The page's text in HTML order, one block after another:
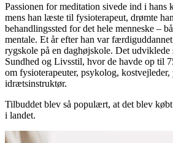
Passionen for meditation sivede ind i hans
mens han læste til fysioterapeut, drømte
behandlingssted for det hele menneske –
mentale. Et år efter han var
rygskole på en daghøjskole. Det
Sundhed og Livsstil, hvor de havde op til
om fysioterapeuter, psykolog,
idrætsinstruktør.
Tilbuddet blev så populært, at det blev
i landet.